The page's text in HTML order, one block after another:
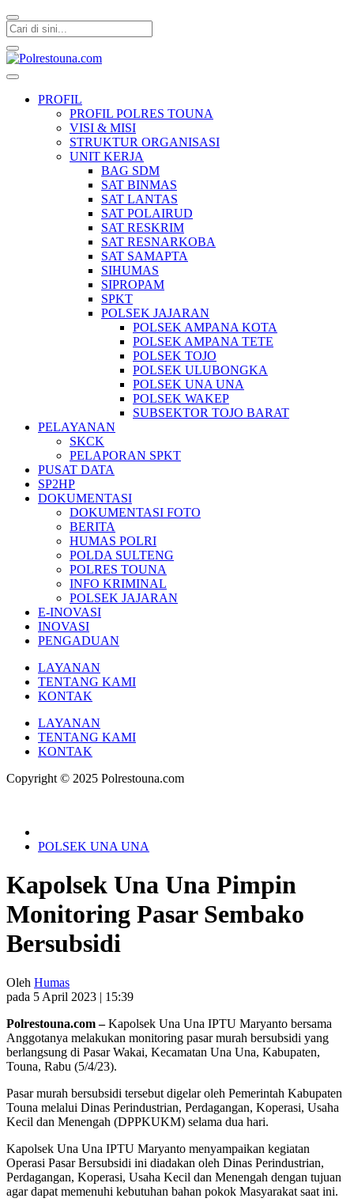
PROFIL
PROFIL POLRES TOUNA
VISI & MISI
STRUKTUR ORGANISASI
UNIT KERJA
BAG SDM
SAT BINMAS
SAT LANTAS
SAT POLAIRUD
SAT RESKRIM
SAT RESNARKOBA
SAT SAMAPTA
SIHUMAS
SIPROPAM
SPKT
POLSEK JAJARAN
POLSEK AMPANA KOTA
POLSEK AMPANA TETE
POLSEK TOJO
POLSEK ULUBONGKA
POLSEK UNA UNA
POLSEK WAKEP
SUBSEKTOR TOJO BARAT
PELAYANAN
SKCK
PELAPORAN SPKT
PUSAT DATA
SP2HP
DOKUMENTASI
DOKUMENTASI FOTO
BERITA
HUMAS POLRI
POLDA SULTENG
POLRES TOUNA
INFO KRIMINAL
POLSEK JAJARAN
E-INOVASI
INOVASI
PENGADUAN
LAYANAN
TENTANG KAMI
KONTAK
LAYANAN
TENTANG KAMI
KONTAK
Copyright © 2025 Polrestouna.com
POLSEK UNA UNA
Kapolsek Una Una Pimpin
Monitoring Pasar Sembako
Bersubsidi
Oleh Humas
pada 5 April 2023 | 15:39
Polrestouna.com –Kapolsek Una Una IPTU Maryanto bersama
Anggotanya melakukan monitoring pasar murah bersubsidi yang
berlangsung di Pasar Wakai, Kecamatan Una Una, Kabupaten,
Touna, Rabu (5/4/23).
Pasar murah bersubsidi tersebut digelar oleh Pemerintah Kabupaten
Touna melalui Dinas Perindustrian, Perdagangan, Koperasi, Usaha
Kecil dan Menengah (DPPKUKM) selama dua hari.
Kapolsek Una Una IPTU Maryanto menyampaikan kegiatan
Operasi Pasar Bersubsidi ini diadakan oleh Dinas Perindustrian,
Perdagangan, Koperasi, Usaha Kecil dan Menengah dengan tujuan
agar dapat memenuhi kebutuhan bahan pokok Masyarakat saat ini.